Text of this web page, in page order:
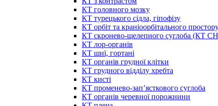
КТ головного мозку
КТ турецького сідла, гіпофізу
КТ орбіт та краніоорбітального
КТ скронево-щелепного суглоба (КТ
КТ лор-органів
КТ шиї, гортані
КТ органів грудної клітки
КТ грудного відділу хребта
КТ кисті
КТ променево-зап’ясткового суглоба
КТ органів черевної порожнини